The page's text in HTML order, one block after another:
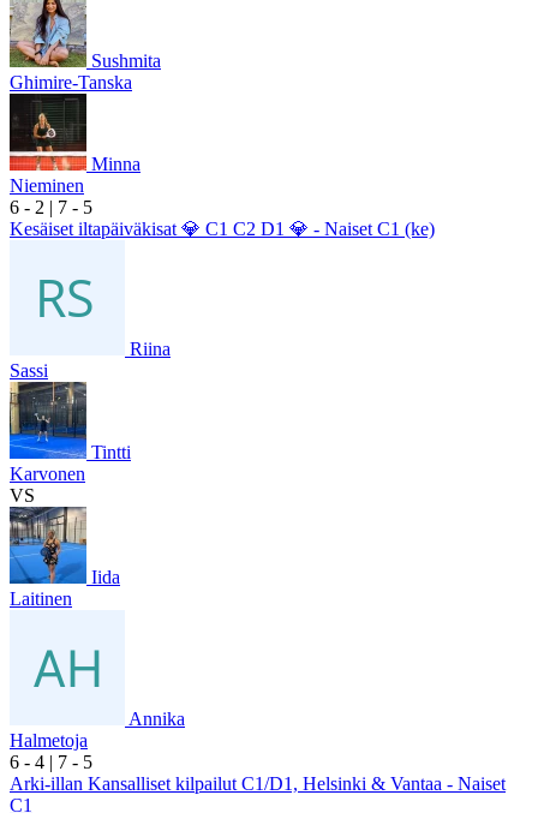
Sushmita
Ghimire-Tanska
Minna
Nieminen
6 - 2 | 7 - 5
Kesäiset iltapäiväkisat 💎 C1 C2 D1 💎 - Naiset C1 (ke)
Riina
Sassi
Tintti
Karvonen
VS
Iida
Laitinen
Annika
Halmetoja
6 - 4 | 7 - 5
Arki-illan Kansalliset kilpailut C1/D1, Helsinki & Vantaa - Naiset
C1